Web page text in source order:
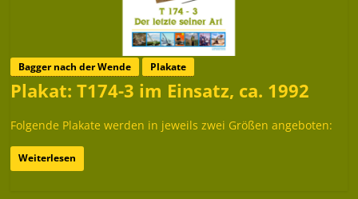
Bagger nach der Wende Plakate
Plakat: T174-3 im Einsatz, ca. 1992
Folgende Plakate werden in jeweils zwei Größen angeboten:
Weiterlesen